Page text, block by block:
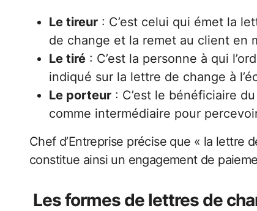
Le tireur : C’est celui qui émet la
de change et la remet au client en
Le tiré : C’est la personne à qui
indiqué sur la lettre de change à
Le porteur : C’est le bénéficiaire
comme intermédiaire pour
Chef d’Entreprise précise que « la lettre
constitue ainsi un engagement de
Les formes de lettres de